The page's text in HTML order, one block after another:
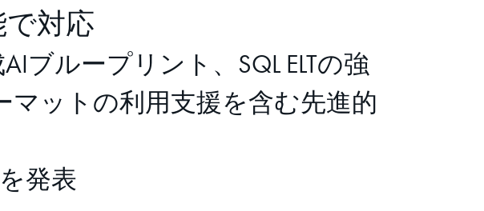
対応
ブループリント、SQL ELTの強
マットの利用支援を含む先進的
発表